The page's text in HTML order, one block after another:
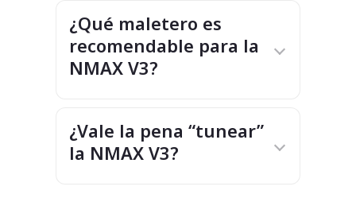
¿Qué maletero es
recomendable para la
NMAX V3?
¿Vale la pena “tunear”
la NMAX V3?